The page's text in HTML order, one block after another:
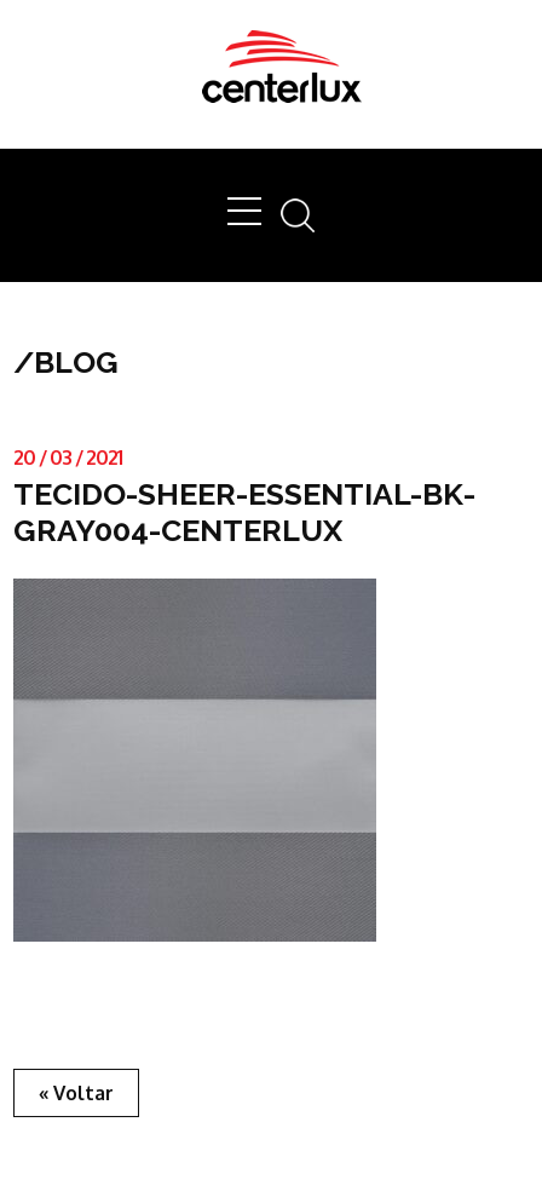
/BLOG
20 /03 /2021
TECIDO-SHEER-ESSENTIAL-BK-
GRAY004-CENTERLUX
« Voltar